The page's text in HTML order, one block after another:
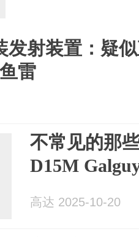
发射装置：疑
雷
不常见的那
D15M
高达 2025-10-20